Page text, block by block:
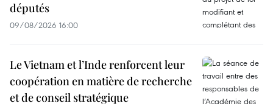
députés
09/08/2026 16:00
Le Vietnam et l’Inde renforcent leur
coopération en matière de recherche
et de conseil stratégique